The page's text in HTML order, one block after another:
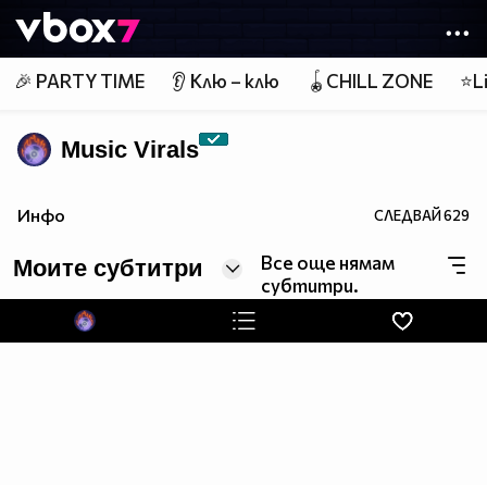
👾
🎉 PARTY TIME 👂 Клю – клю 🪀CHILL ZONE
Music Virals
Инфо СЛЕДВАЙ629
Моите субтитри
Все още нямам
субтитри.